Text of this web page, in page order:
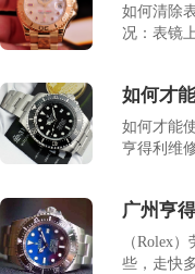
如何清除
况：表镜
如何才
如何才能
亨得利维
广州亨
（Rolex
些，走快